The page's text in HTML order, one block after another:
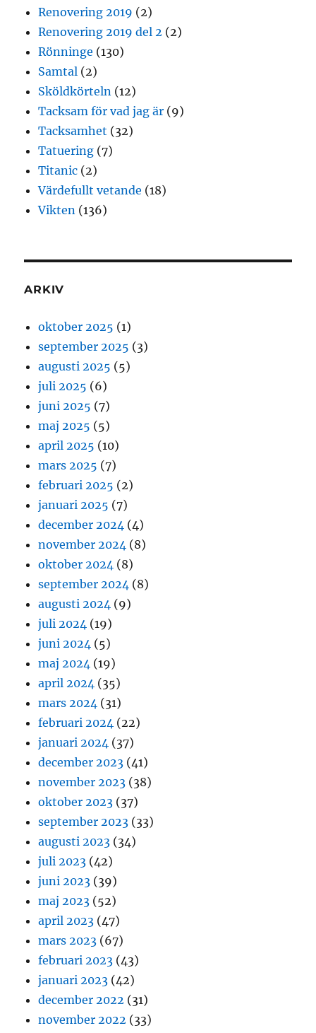
Renovering 2019 (2)
Renovering 2019 del 2 (2)
Rönninge (130)
Samtal (2)
Sköldkörteln (12)
Tacksam för vad jag är (9)
Tacksamhet (32)
Tatuering (7)
Titanic (2)
Värdefullt vetande (18)
Vikten (136)
ARKIV
oktober 2025 (1)
september 2025 (3)
augusti 2025 (5)
juli 2025 (6)
juni 2025 (7)
maj 2025 (5)
april 2025 (10)
mars 2025 (7)
februari 2025 (2)
januari 2025 (7)
december 2024 (4)
november 2024 (8)
oktober 2024 (8)
september 2024 (8)
augusti 2024 (9)
juli 2024 (19)
juni 2024 (5)
maj 2024 (19)
april 2024 (35)
mars 2024 (31)
februari 2024 (22)
januari 2024 (37)
december 2023 (41)
november 2023 (38)
oktober 2023 (37)
september 2023 (33)
augusti 2023 (34)
juli 2023 (42)
juni 2023 (39)
maj 2023 (52)
april 2023 (47)
mars 2023 (67)
februari 2023 (43)
januari 2023 (42)
december 2022 (31)
november 2022 (33)